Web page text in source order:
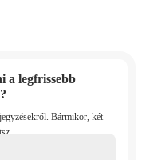
a legfrissebb